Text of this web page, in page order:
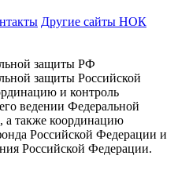
Другие сайты НОК
защиты РФ
защиты Российской
и контроль
ведении Федеральной
а также координацию
Российской Федерации и
Российской Федерации.